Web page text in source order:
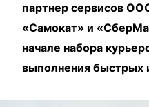
партнер сервисов
«Самокат» и
начале набора
выполнения быстрых